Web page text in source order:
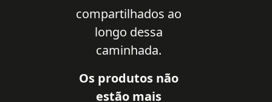
compartilhados ao
longo dessa
caminhada.
Os produtos não
estão mais